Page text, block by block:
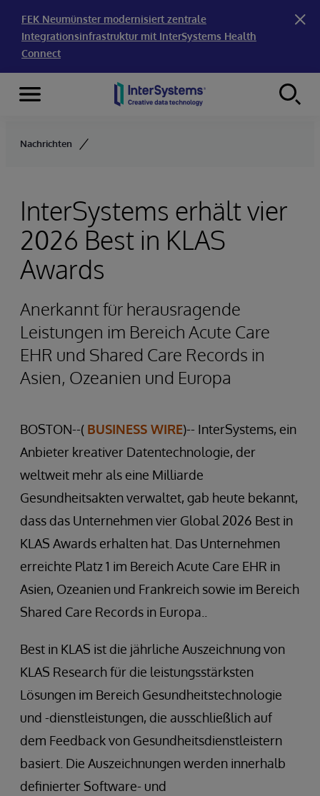
FEK Neumünster modernisiert zentrale
Integrationsinfrastruktur mit InterSystems Health
Connect
Skip to content
Menu
Nachrichten
InterSystems erhält vier
2026 Best in KLAS
Awards
Anerkannt für herausragende
Leistungen im Bereich Acute Care
EHR und Shared Care Records in
Asien, Ozeanien und Europa
BOSTON--( BUSINESS WIRE)-- InterSystems, ein
Anbieter kreativer Datentechnologie, der
weltweit mehr als eine Milliarde
Gesundheitsakten verwaltet, gab heute bekannt,
dass das Unternehmen vier Global 2026 Best in
KLAS Awards erhalten hat. Das Unternehmen
erreichte Platz 1 im Bereich Acute Care EHR in
Asien, Ozeanien und Frankreich sowie im Bereich
Shared Care Records in Europa..
Best in KLAS ist die jährliche Auszeichnung von
KLAS Research für die leistungsstärksten
Lösungen im Bereich Gesundheitstechnologie
und -dienstleistungen, die ausschließlich auf
dem Feedback von Gesundheitsdienstleistern
basiert. Die Auszeichnungen werden innerhalb
definierter Software- und